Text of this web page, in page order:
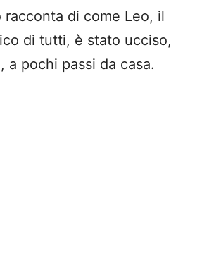
di come Leo, il
di tutti, è stato ucciso,
a pochi passi da casa.